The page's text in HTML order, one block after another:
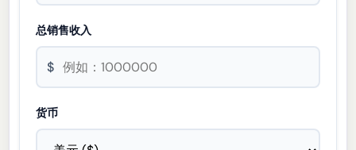
总销售收入
$
货币